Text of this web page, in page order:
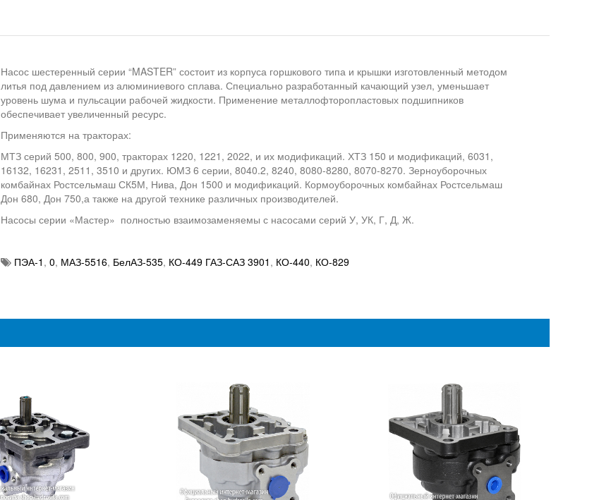
Насос шестеренный серии “MASTER” состоит из корпуса горшкового типа и крышки изготовленный методом
литья под давлением из алюминиевого сплава. Специально разработанный качающий узел, уменьшает
уровень шума и пульсации рабочей жидкости. Применение металлофторопластовых подшипников
обеспечивает увеличенный ресурс.
Применяются на тракторах:
МТЗ серий 500, 800, 900, тракторах 1220, 1221, 2022, и их модификаций. ХТЗ 150 и модификаций, 6031,
16132, 16231, 2511, 3510 и других. ЮМЗ 6 серии, 8040.2, 8240, 8080-8280, 8070-8270. Зерноуборочных
комбайнах Ростсельмаш СК5М, Нива, Дон 1500 и модификаций. Кормоуборочных комбайнах Ростсельмаш
Дон 680, Дон 750,а также на другой технике различных производителей.
Насосы серии «Мастер» полностью взаимозаменяемы с насосами серий У, УК, Г, Д, Ж.
ПЭА-1 , 0, МАЗ-5516, БелАЗ-535, КО-449 ГАЗ-САЗ 3901 , КО-440, КО-829